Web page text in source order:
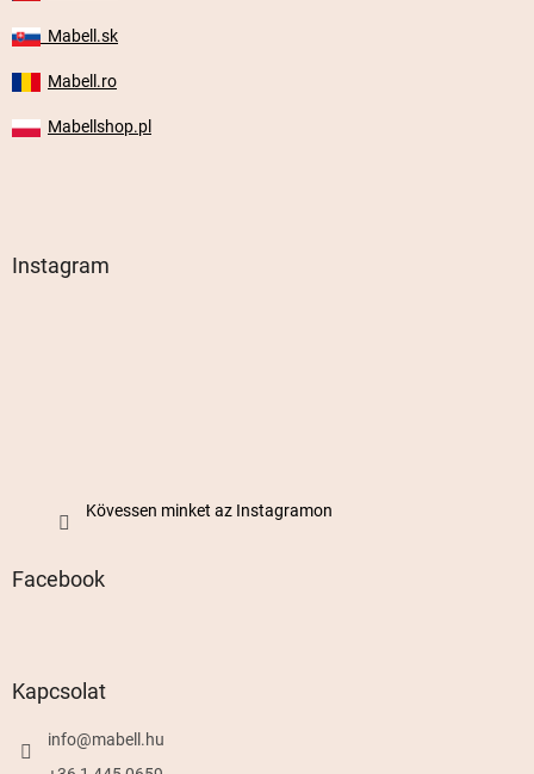
Mabell.sk
Mabell.ro
Mabellshop.pl
Instagram
Kövessen minket az Instagramon
Facebook
Kapcsolat
info@mabell.hu